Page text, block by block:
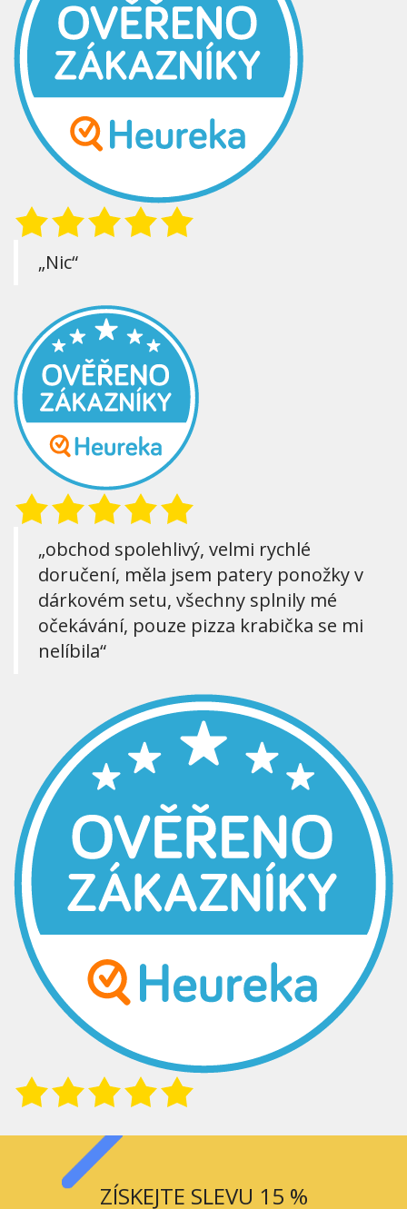
„Nic“
„obchod spolehlivý, velmi rychlé
doručení, měla jsem patery ponožky v
dárkovém setu, všechny splnily mé
očekávání, pouze pizza krabička se mi
nelíbila“
ZÍSKEJTE SLEVU 15 %